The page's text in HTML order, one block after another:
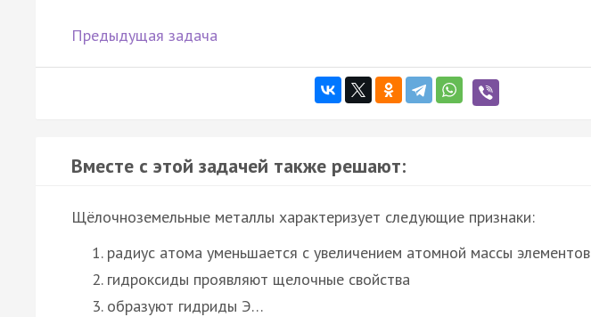
Предыдущая задача
Вместе с этой задачей также решают:
Щёлочноземельные металлы характеризует следующие признаки:
радиус атома уменьшается с увеличением атомной массы элементов
гидроксиды проявляют щелочные свойства
образуют гидриды Э…